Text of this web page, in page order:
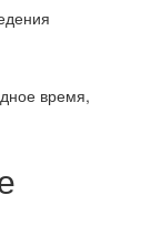
время,